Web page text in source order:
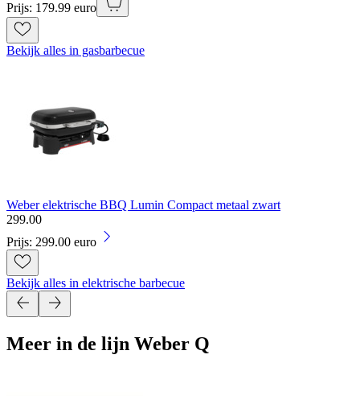
Prijs: 179.99 euro
Bekijk alles in gasbarbecue
Weber elektrische BBQ Lumin Compact metaal zwart
299.00
Prijs: 299.00 euro
Bekijk alles in elektrische barbecue
Meer in de lijn Weber Q